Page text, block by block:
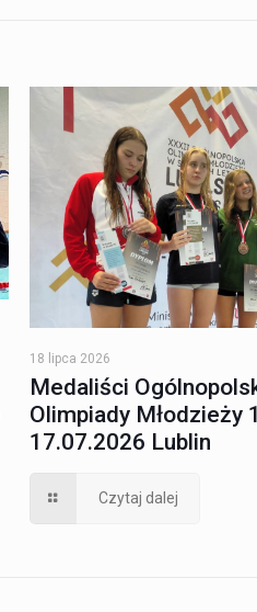
18 lipca 2026
Medaliści
Olimpiady Młodzieży
17.07.2026 Lublin
Czytaj dalej